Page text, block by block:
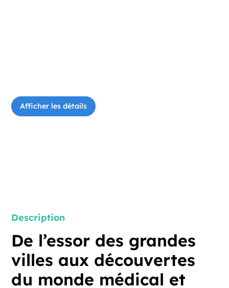
Afficher les détails
Description
De l’essor des grandes
villes aux découvertes
du monde médical et